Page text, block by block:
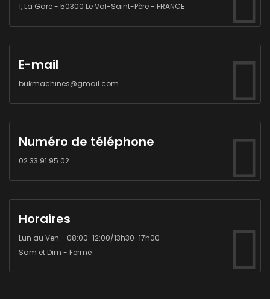
1, La Gare - 50300 Le Val-Saint-Père - FRANCE
E-mail
bukmachines@gmail.com
Numéro de téléphone
02 33 91 95 02
Horaires
Lun au Ven - 08:00-12:00/13h30-17h00
Sam et Dim - Fermé